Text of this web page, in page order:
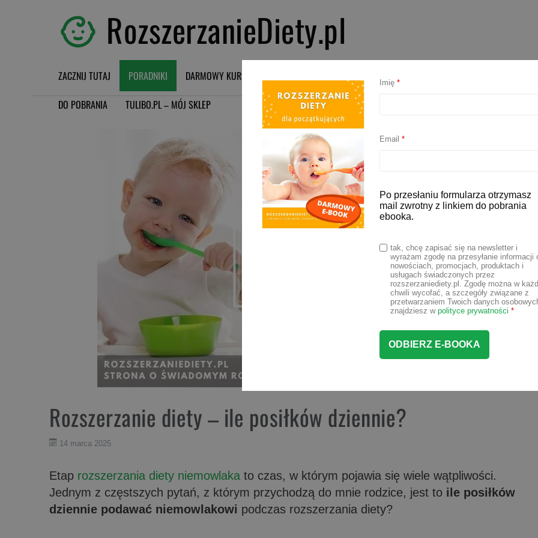
RozszerzanieDiety.pl
ZACZNIJ TUTAJ PORADNIKI DARMOWY KURS BLW
DO POBRANIA
TULIBO.PL – MÓJ SKLEP
Rozszerzanie diety – ile posiłków dziennie?
14 marca 2025
Etap rozszerzania diety niemowlaka to czas, w którym pojawia się wiele wątpliwości.
Jednym z częstszych pytań, z którym przychodzą do mnie rodzice, jest to ile posiłków
dziennie podawać niemowlakowi podczas rozszerzania diety?
Imię *
Email *
Po przesłaniu formularza otrzymasz
mail zwrotny z linkiem do pobrania
ebooka.
tak, chcę zapisać się na newsletter i
wyrażam zgodę na przesyłanie informacji
nowościach, promocjach, produktach i
usługach świadczonych przez
rozszerzaniediety.pl. Zgodę można w
chwili wycofać, a szczegóły związane z
przetwarzaniem Twoich danych
znajdziesz wpolityce prywatności *